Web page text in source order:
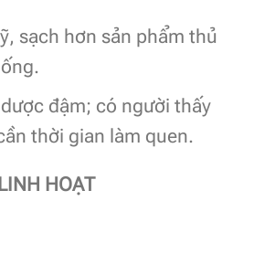
sạch hơn sản phẩm thủ
đậm; có người thấy
thời gian làm quen.
HOẠT